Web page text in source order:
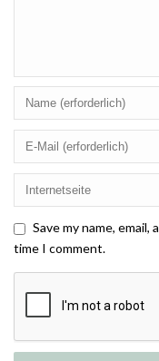
Save my name,
time I comment.